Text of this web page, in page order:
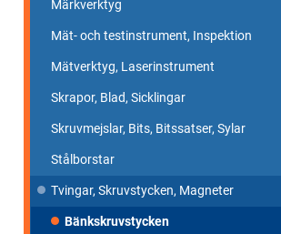
Märkverktyg
Mät- och testinstrument, Inspektion
Mätverktyg, Laserinstrument
Skrapor, Blad, Sicklingar
Skruvmejslar, Bits, Bitssatser, Sylar
Stålborstar
Tvingar, Skruvstycken, Magneter
Bänkskruvstycken